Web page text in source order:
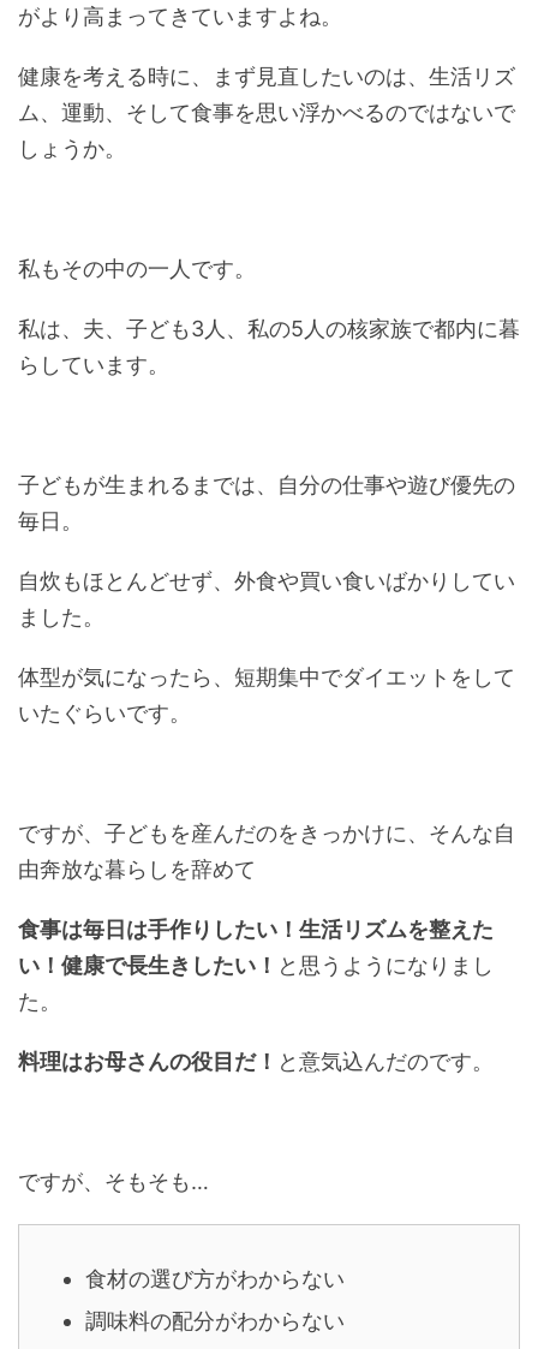
がより高まってきていますよね。
健康を考える時に、まず見直したいのは、生活リズ
ム、運動、そして食事を思い浮かべるのではないで
しょうか。
私もその中の一人です。
私は、夫、子ども3人、私の5人の核家族で都内に暮
らしています。
子どもが生まれるまでは、自分の仕事や遊び優先の
毎日。
自炊もほとんどせず、外食や買い食いばかりしてい
ました。
体型が気になったら、短期集中でダイエットをして
いたぐらいです。
ですが、子どもを産んだのをきっかけに、そんな自
由奔放な暮らしを辞めて
食事は毎日は手作りしたい！生活リズムを整えた
い！健康で長生きしたい！ と思うようになりまし
た。
料理はお母さんの役目だ！ と意気込んだのです。
ですが、そもそも…
食材の選び方がわからない
調味料の配分がわからない